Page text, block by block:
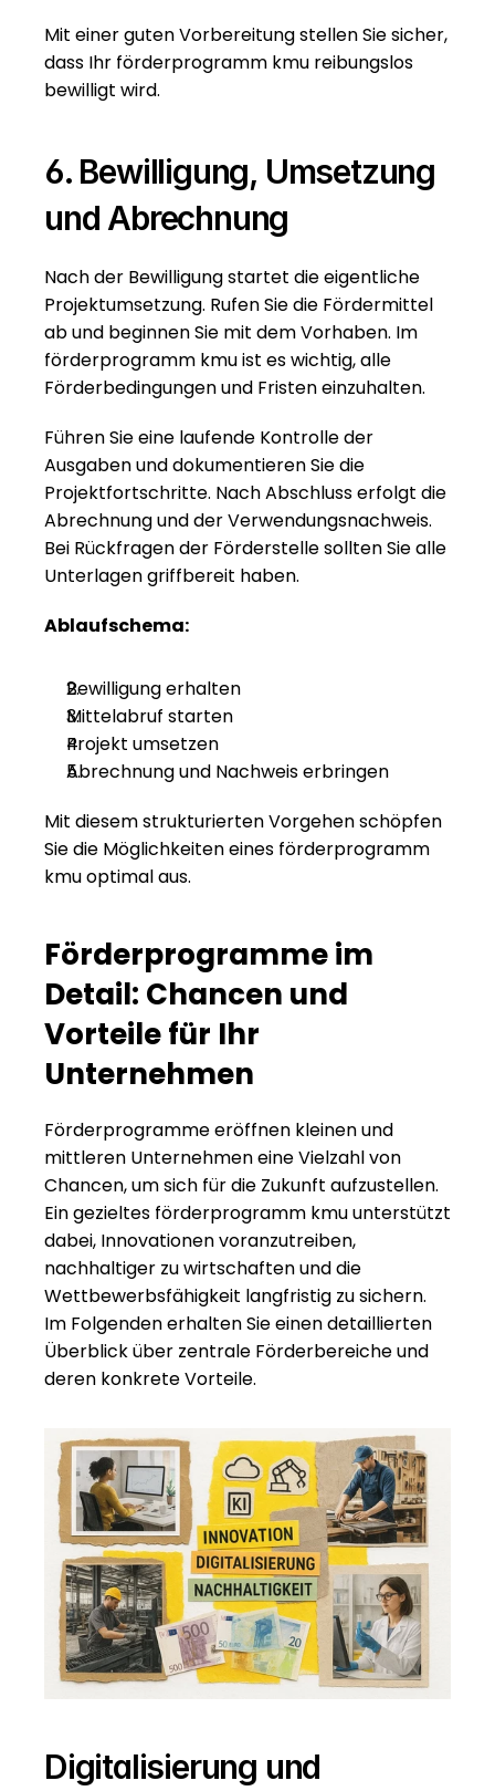
Mit einer guten Vorbereitung stellen Sie sicher,
dass Ihr förderprogramm kmu reibungslos
bewilligt wird.
6. Bewilligung, Umsetzung
und Abrechnung
Nach der Bewilligung startet die eigentliche
Projektumsetzung. Rufen Sie die Fördermittel
ab und beginnen Sie mit dem Vorhaben. Im
förderprogramm kmu ist es wichtig, alle
Förderbedingungen und Fristen einzuhalten.
Führen Sie eine laufende Kontrolle der
Ausgaben und dokumentieren Sie die
Projektfortschritte. Nach Abschluss erfolgt die
Abrechnung und der Verwendungsnachweis.
Bei Rückfragen der Förderstelle sollten Sie alle
Unterlagen griffbereit haben.
Ablaufschema:
Bewilligung erhalten
Mittelabruf starten
Projekt umsetzen
Abrechnung und Nachweis erbringen
Mit diesem strukturierten Vorgehen schöpfen
Sie die Möglichkeiten eines förderprogramm
kmu optimal aus.
Förderprogramme im
Detail: Chancen und
Vorteile für Ihr
Unternehmen
Förderprogramme eröffnen kleinen und
mittleren Unternehmen eine Vielzahl von
Chancen, um sich für die Zukunft aufzustellen.
Ein gezieltes förderprogramm kmu unterstützt
dabei, Innovationen voranzutreiben,
nachhaltiger zu wirtschaften und die
Wettbewerbsfähigkeit langfristig zu sichern.
Im Folgenden erhalten Sie einen detaillierten
Überblick über zentrale Förderbereiche und
deren konkrete Vorteile.
Digitalisierung und